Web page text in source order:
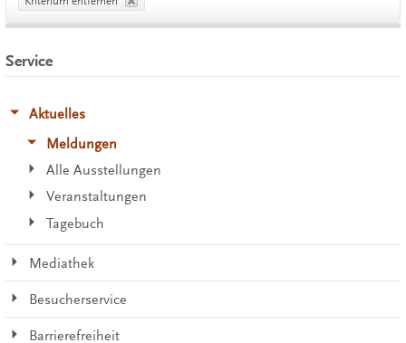
Service
Aktuelles
Meldungen
Alle Ausstellungen
Veranstaltungen
Tagebuch
Mediathek
Besucherservice
Barrierefreiheit